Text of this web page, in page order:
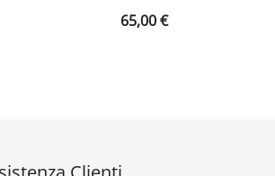
65,00€